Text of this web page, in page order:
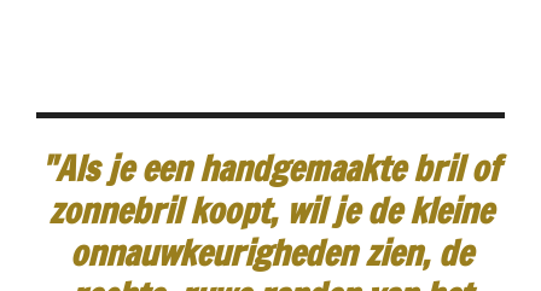
"Als je een handgemaakte bril of
zonnebril koopt, wil je de kleine
onnauwkeurigheden zien, de